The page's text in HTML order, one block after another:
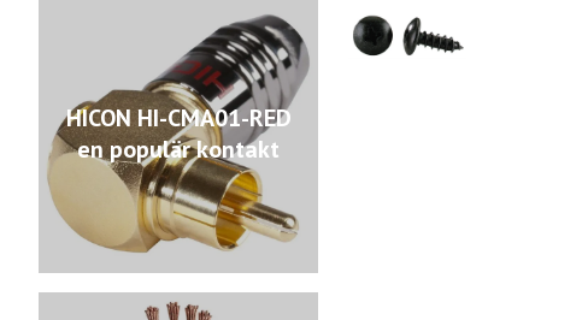
HICON HI-CMA01-RED
en populär kontakt